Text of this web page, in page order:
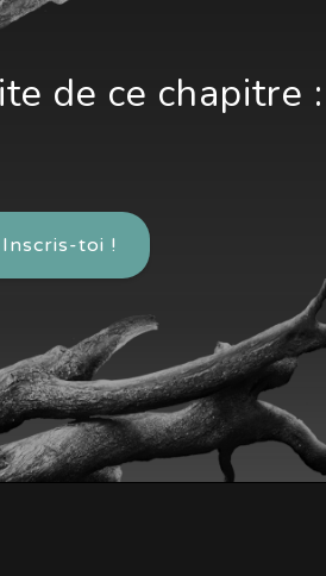
de ce chapitre :
Inscris-toi !